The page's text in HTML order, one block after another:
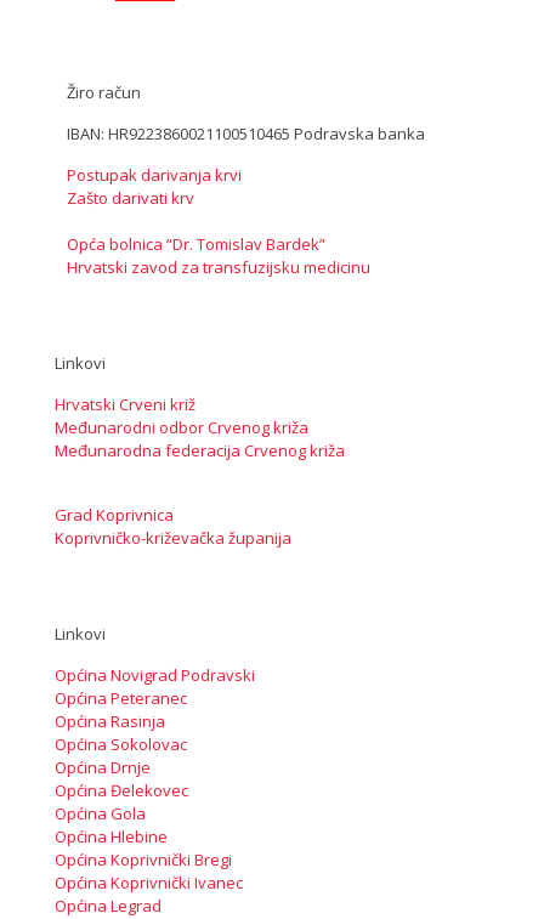
Žiro račun
IBAN: HR9223860021100510465 Podravska banka
Postupak darivanja krvi
Zašto darivati krv
Opća bolnica “Dr. Tomislav Bardek”
Hrvatski zavod za transfuzijsku medicinu
Linkovi
Hrvatski Crveni križ
Međunarodni odbor Crvenog križa
Međunarodna federacija Crvenog križa
Grad Koprivnica
Koprivničko-križevačka županija
Linkovi
Općina Novigrad Podravski
Općina Peteranec
Općina Rasinja
Općina Sokolovac
Općina Drnje
Općina Đelekovec
Općina Gola
Općina Hlebine
Općina Koprivnički Bregi
Općina Koprivnički Ivanec
Općina Legrad